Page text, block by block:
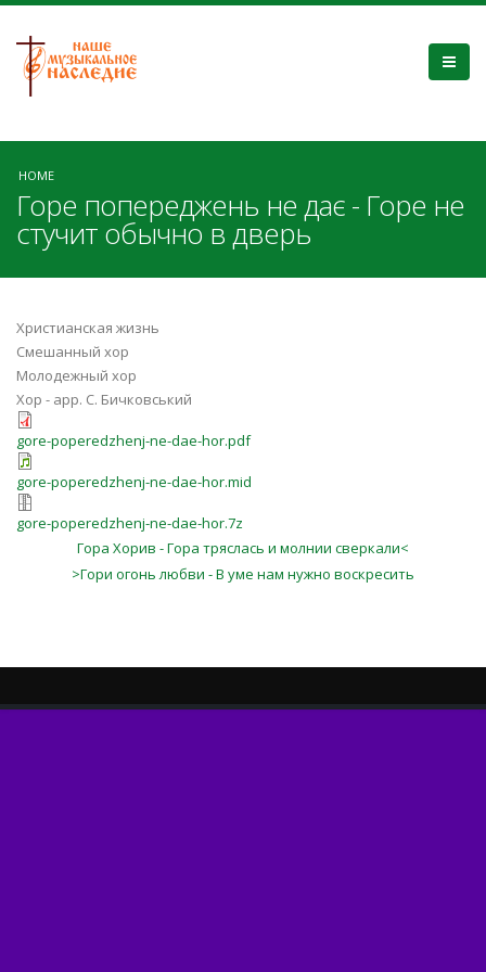
HOME
Горе попереджень не дає - Горе не
стучит обычно в дверь
Христианская жизнь
Смешанный хор
Молодежный хор
Хор - арр. С. Бичковський
gore-poperedzhenj-ne-dae-hor.pdf
gore-poperedzhenj-ne-dae-hor.mid
gore-poperedzhenj-ne-dae-hor.7z
Гора Хорив - Гора тряслась и молнии сверкали<
>Гори огонь любви - В уме нам нужно воскресить